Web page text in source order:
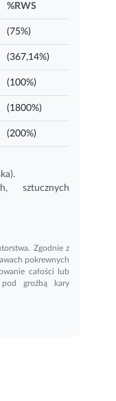
%RWS
(75%)
(367,14%)
(100%)
(1800%)
(200%)
sztucznych
Zgodnie z
pokrewnych
całości lub
pod groźbą kary